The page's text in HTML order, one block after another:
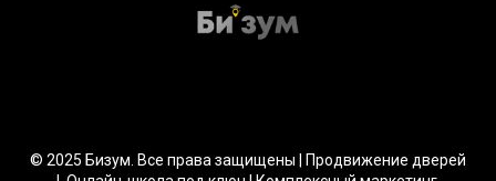
© 2025 Бизум. Все права защищены | Продвижение дверей